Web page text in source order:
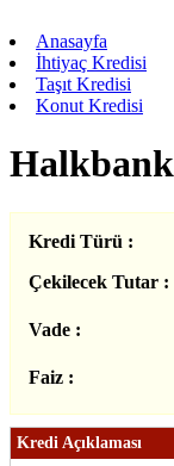
Anasayfa
İhtiyaç Kredisi
Taşıt Kredisi
Konut Kredisi
Kredi Türü :
Çekilecek Tutar :
Vade :
Faiz :
Kredi Açıklaması